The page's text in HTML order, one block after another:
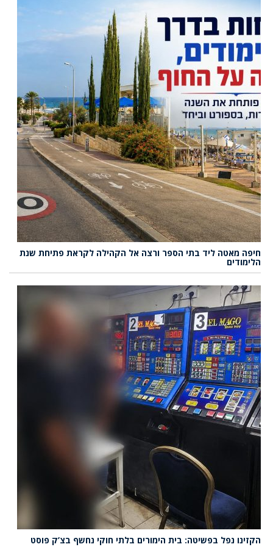
חיפה מאטה ליד בתי הספר ורצה אל הקהילה לקראת פתיחת שנת
הלימודים
הקזינו נפל בפשיטה: בית הימורים בלתי חוקי נחשף בצ’ק פוסט